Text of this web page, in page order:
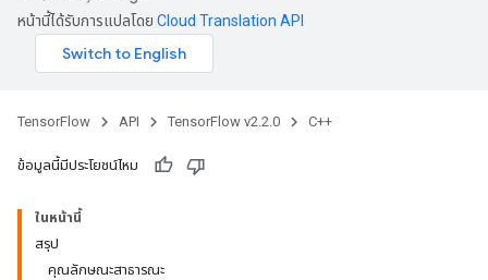
หน้านี้ได้รับการแปลโดย Cloud Translation API
TensorFlow API TensorFlow v2.2.0 C++
ข้อมูลนี้มีประโยชน์ไหม
ในหน้านี้
สรุป
คุณลักษณะสาธารณะ